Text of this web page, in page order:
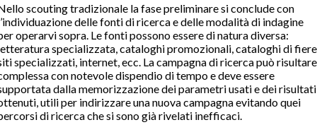
scouting tradizionale la fase preliminare si conclude con
delle fonti di ricerca e delle modalità di indagine
operarvi sopra. Le fonti possono essere di natura diversa:
specializzata, cataloghi promozionali, cataloghi di
specializzati, internet, ecc. La campagna di ricerca può risultare
con notevole dispendio di tempo e deve essere
dalla memorizzazione dei parametri usati e dei risultati
utili per indirizzare una nuova campagna evitando quei
di ricerca che si sono già rivelati inefficaci.